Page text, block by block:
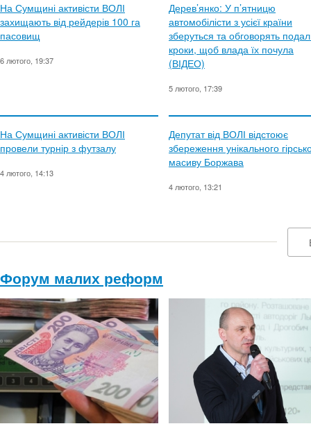
На Сумщині активісти ВОЛІ
захищають від рейдерів 100 га
пасовищ
6 лютого, 19:37
Дерев’янко: У п’ятницю
автомобілісти з усієї країни
зберуться та обговорять
кроки, щоб влада їх почула
(ВІДЕО)
5 лютого, 17:39
На Сумщині активісти ВОЛІ
провели турнір з футзалу
4 лютого, 14:13
Депутат від ВОЛІ відстоює
збереження унікального
масиву Боржава
4 лютого, 13:21
Форум малих реформ